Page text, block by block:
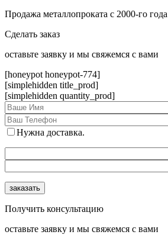
Продажа металлопроката с 2000-го года
Сделать заказ
оcтавьте заявку и мы свяжемся с вами
[honeypot honeypot-774]
[simplehidden title_prod]
[simplehidden quantity_prod]
Нужна доставка.
Получить консультацию
оcтавьте заявку и мы свяжемся с вами